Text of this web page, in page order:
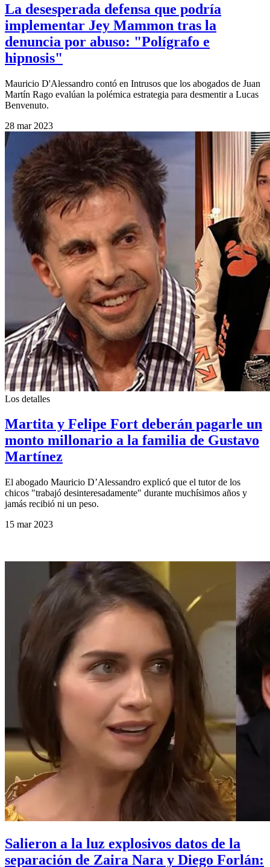
La desesperada defensa que podría
implementar Jey Mammon tras la
denuncia por abuso: "Polígrafo e
hipnosis"
Mauricio D'Alessandro contó en Intrusos que los abogados de Juan
Martín Rago evalúan la polémica estrategia para desmentir a Lucas
Benvenuto.
28 mar 2023
Los detalles
Martita y Felipe Fort deberán pagarle un
monto millonario a la familia de Gustavo
Martínez
El abogado Mauricio D’Alessandro explicó que el tutor de los
chicos "trabajó desinteresadamente" durante muchísimos años y
jamás recibió ni un peso.
15 mar 2023
Salieron a la luz explosivos datos de la
separación de Zaira Nara y Diego Forlán: